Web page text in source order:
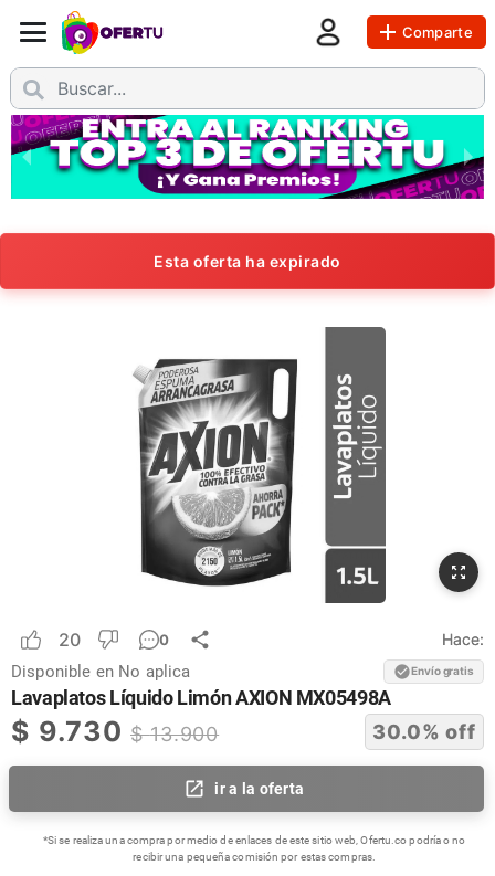
Comparte
Esta oferta ha expirado
20 0 Hace:
Disponible en No aplica Envío gratis
Lavaplatos Líquido Limón AXION MX05498A
$ 9.730 $13.900 30.0% off
ir a la oferta
*Si se realiza una compra por medio de enlaces de este sitio web, Ofertu.co podría o no
recibir una pequeña comisión por estas compras.